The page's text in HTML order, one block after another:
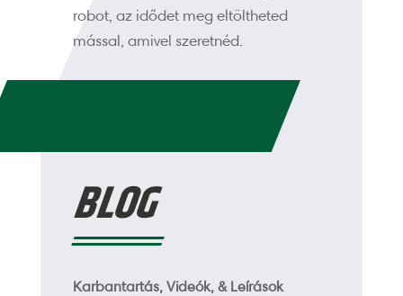
robot, az idődet meg eltöltheted
mással, amivel szeretnéd.
BLOG
Karbantartás, Videók, & Leírások